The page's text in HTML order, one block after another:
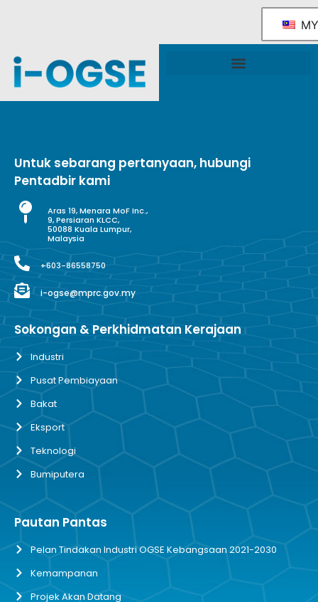
MY
Untuk sebarang pertanyaan, hubungi
Pentadbir kami
Aras 19, Menara MoF Inc.,
9, Persiaran KLCC,
50088 Kuala Lumpur,
Malaysia
+603-86558750
i-ogse@mprc.gov.my
Sokongan & Perkhidmatan Kerajaan
Industri
Pusat Pembiayaan
Bakat
Eksport
Teknologi
Bumiputera
Pautan Pantas
Pelan Tindakan Industri OGSE Kebangsaan 2021-2030
Kemampanan
Projek Akan Datang